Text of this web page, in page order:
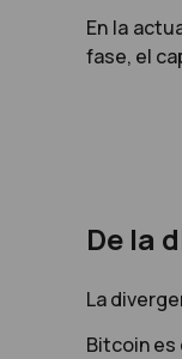
En la
fase, el
De la
La
Bitcoin es